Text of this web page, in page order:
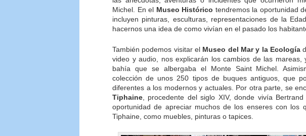
Michel. En el Museo Histórico tendremos la oportunidad
incluyen pinturas, esculturas, representaciones de la
hacernos una idea de como vivían en el pasado los
También podemos visitar el Museo del Mar y la Ecología
video y audio, nos explicarán los cambios de las
bahía que se albergaba el Monte Saint Michel.
colección de unos 250 tipos de buques antiguos, que
diferentes a los modernos y actuales. Por otra parte, se
Tiphaine , procedente del siglo XIV, donde vivía
oportunidad de apreciar muchos de los enseres con los
Tiphaine, como muebles, pinturas o tapices.